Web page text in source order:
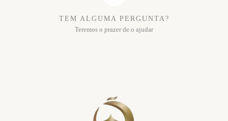
TEM ALGUMA PERGUNTA?
Teremos o prazer de o ajudar